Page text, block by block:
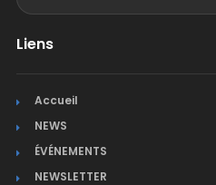
Liens
Accueil
NEWS
ÉVÉNEMENTS
NEWSLETTER